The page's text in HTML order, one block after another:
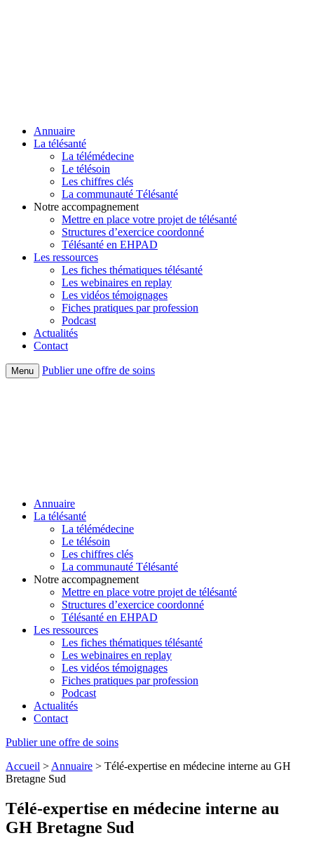
Annuaire
La télésanté
La télémédecine
Le télésoin
Les chiffres clés
La communauté Télésanté
Notre accompagnement
Mettre en place votre projet de télésanté
Structures d’exercice coordonné
Télésanté en EHPAD
Les ressources
Les fiches thématiques télésanté
Les webinaires en replay
Les vidéos témoignages
Fiches pratiques par profession
Podcast
Actualités
Contact
Menu Publier une offre de soins
Annuaire
La télésanté
La télémédecine
Le télésoin
Les chiffres clés
La communauté Télésanté
Notre accompagnement
Mettre en place votre projet de télésanté
Structures d’exercice coordonné
Télésanté en EHPAD
Les ressources
Les fiches thématiques télésanté
Les webinaires en replay
Les vidéos témoignages
Fiches pratiques par profession
Podcast
Actualités
Contact
Publier une offre de soins
Accueil > Annuaire > Télé-expertise en médecine interne au GH
Bretagne Sud
Télé-expertise en médecine interne au
GH Bretagne Sud